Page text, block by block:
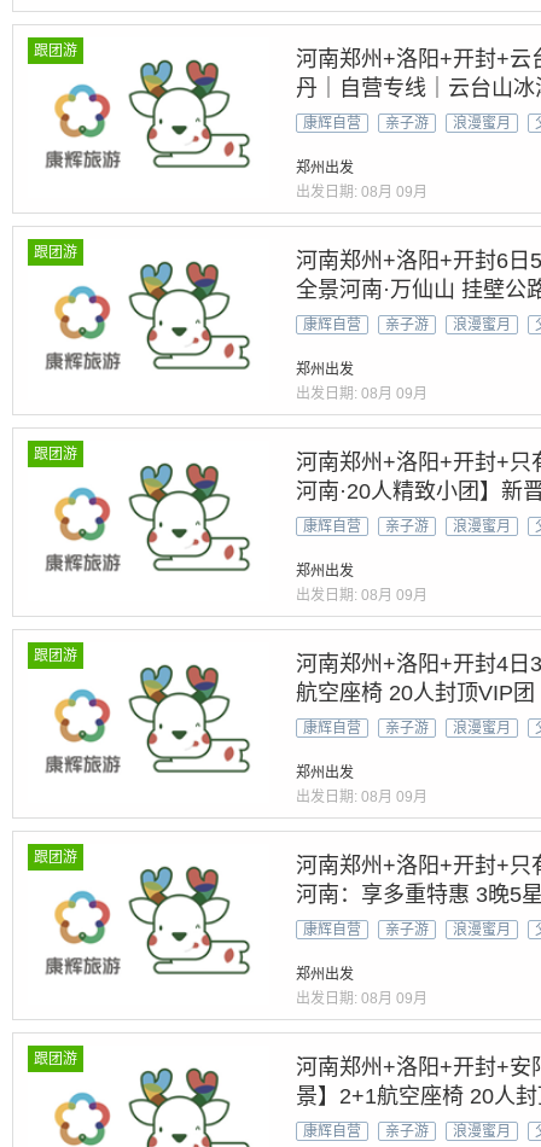
跟团游
河南郑州+洛阳+开封+云
丹｜自营专线｜云台山
漫游河南
康辉自营 亲子游 浪漫蜜月
郑州出发
出发日期: 08月 09月
跟团游
河南郑州+洛阳+开封6日
全景河南·万仙山 挂壁公
康辉自营 亲子游 浪漫蜜月
郑州出发
出发日期: 08月 09月
跟团游
河南郑州+洛阳+开封+只
河南·20人精致小团】新
景|深度玩转云台山水+
康辉自营 亲子游 浪漫蜜月
郑州出发
出发日期: 08月 09月
跟团游
河南郑州+洛阳+开封4日
航空座椅 20人封顶VIP
景河南&世遗5A景区&禅
康辉自营 亲子游 浪漫蜜月
郑州出发
出发日期: 08月 09月
跟团游
河南郑州+洛阳+开封+只
河南：享多重特惠 3晚5
上河园+挂壁公路+云台
康辉自营 亲子游 浪漫蜜月
郑州出发
出发日期: 08月 09月
跟团游
河南郑州+洛阳+开封+安
景】2+1航空座椅 20人
菜』【全景河南&世遗
康辉自营 亲子游 浪漫蜜月